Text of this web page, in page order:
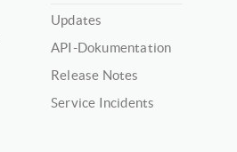
Updates
API-Dokumentation
Release Notes
Service Incidents